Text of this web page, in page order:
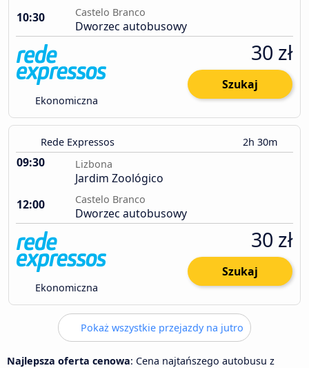
10:30
Castelo Branco
Dworzec autobusowy
Ekonomiczna
30 zł
Szukaj
Rede Expressos 2h 30m
09:30 Lizbona
Jardim Zoológico
12:00
Castelo Branco
Dworzec autobusowy
Ekonomiczna
30 zł
Szukaj
Pokaż wszystkie przejazdy na jutro
Najlepsza oferta cenowa: Cena najtańszego autobusu z